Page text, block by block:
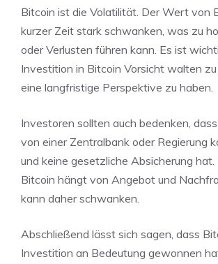
Bitcoin ist die Volatilität. Der Wert von
kurzer Zeit stark schwanken, was zu
oder Verlusten führen kann. Es ist
Investition in Bitcoin Vorsicht walten zu
eine langfristige Perspektive zu haben.
Investoren sollten auch bedenken,
von einer Zentralbank oder Regierung
und keine gesetzliche Absicherung
Bitcoin hängt von Angebot und
kann daher schwanken.
Abschließend lässt sich sagen, dass
Investition an Bedeutung gewonnen